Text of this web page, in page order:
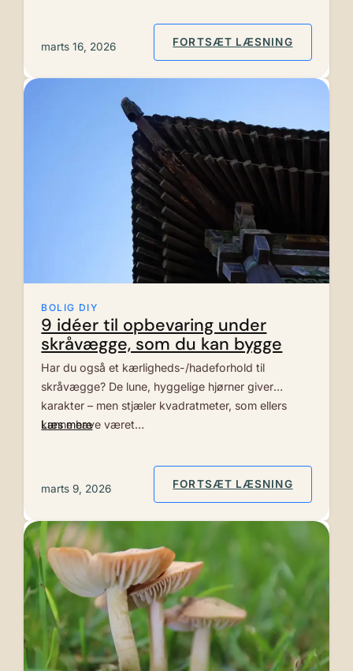
marts 16, 2026 FORTSÆT LÆSNING:
BOLIG DIY
9 idéer til opbevaring under
skråvægge, som du kan bygge
Har du også et kærligheds-/hadeforhold til
skråvægge? De lune, hyggelige hjørner giver
karakter – men stjæler kvadratmeter, som ellers
kunne have været…
Læs mere
marts 9, 2026 FORTSÆT LÆSNING: 9 IDÉER